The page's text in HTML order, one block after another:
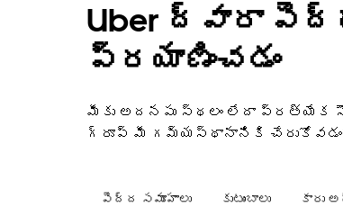
Uber ద్వారా పెద్ద
ప్రయాణించడం
మీకు అదనపు స్థలం లేదా ప్రత్యేక
గ్రూప్ మీ గమ్యస్థానానికి
పెద్ద సమూహాలు కుటుంబాలు కారు